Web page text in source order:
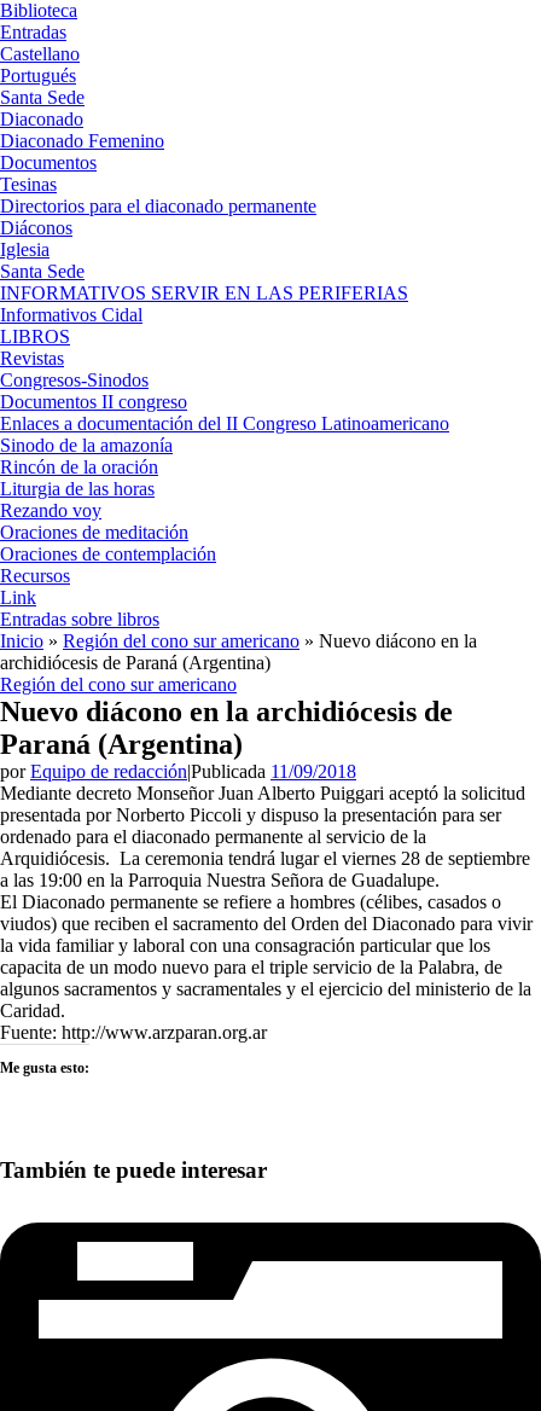
Biblioteca
Entradas
Castellano
Portugués
Santa Sede
Diaconado
Diaconado Femenino
Documentos
Tesinas
Directorios para el diaconado permanente
Diáconos
Iglesia
Santa Sede
INFORMATIVOS SERVIR EN LAS PERIFERIAS
Informativos Cidal
LIBROS
Revistas
Congresos-Sinodos
Documentos II congreso
Enlaces a documentación del II Congreso Latinoamericano
Sinodo de la amazonía
Rincón de la oración
Liturgia de las horas
Rezando voy
Oraciones de meditación
Oraciones de contemplación
Recursos
Link
Entradas sobre libros
Inicio » Región del cono sur americano » Nuevo diácono en la
archidiócesis de Paraná (Argentina)
Región del cono sur americano
Nuevo diácono en la archidiócesis de
Paraná (Argentina)
porEquipo de redacción|Publicada 11/09/2018
Mediante decreto Monseñor Juan Alberto Puiggari aceptó la solicitud
presentada por Norberto Piccoli y dispuso la presentación para ser
ordenado para el diaconado permanente al servicio de la
Arquidiócesis. La ceremonia tendrá lugar el viernes 28 de septiembre
a las 19:00 en la Parroquia Nuestra Señora de Guadalupe.
El Diaconado permanente se refiere a hombres (célibes, casados o
viudos) que reciben el sacramento del Orden del Diaconado para vivir
la vida familiar y laboral con una consagración particular que los
capacita de un modo nuevo para el triple servicio de la Palabra, de
algunos sacramentos y sacramentales y el ejercicio del ministerio de la
Caridad.
Fuente: http://www.arzparan.org.ar
Me gusta esto:
También te puede interesar